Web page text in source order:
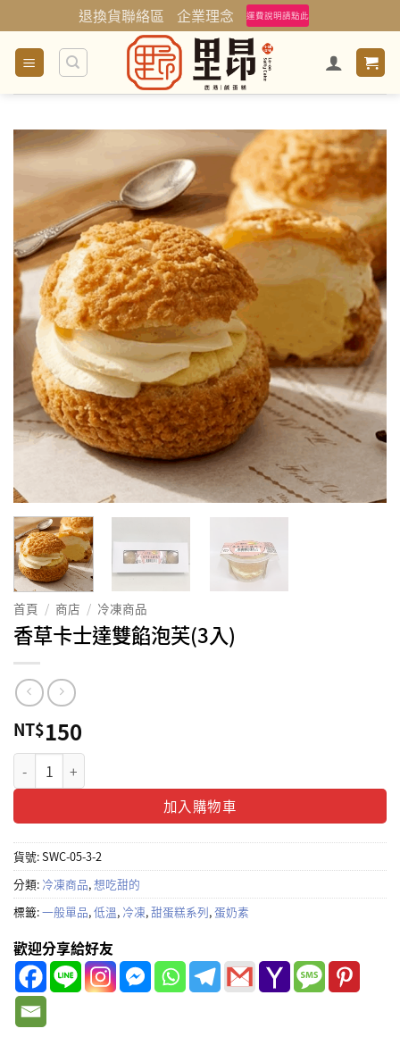
to
content
退換貨聯絡區 企業理念 運費說明請點此
首頁 / 商店 / 冷凍商品
香草卡士達雙餡泡芙(3入)
NT$150
香草卡士達雙餡泡芙(3入) 數量
加入購物車
貨號:SWC-05-3-2
分類: 冷凍商品,想吃甜的
標籤:一般單品,低溫, 冷凍,甜蛋糕系列,蛋奶素
歡迎分享給好友